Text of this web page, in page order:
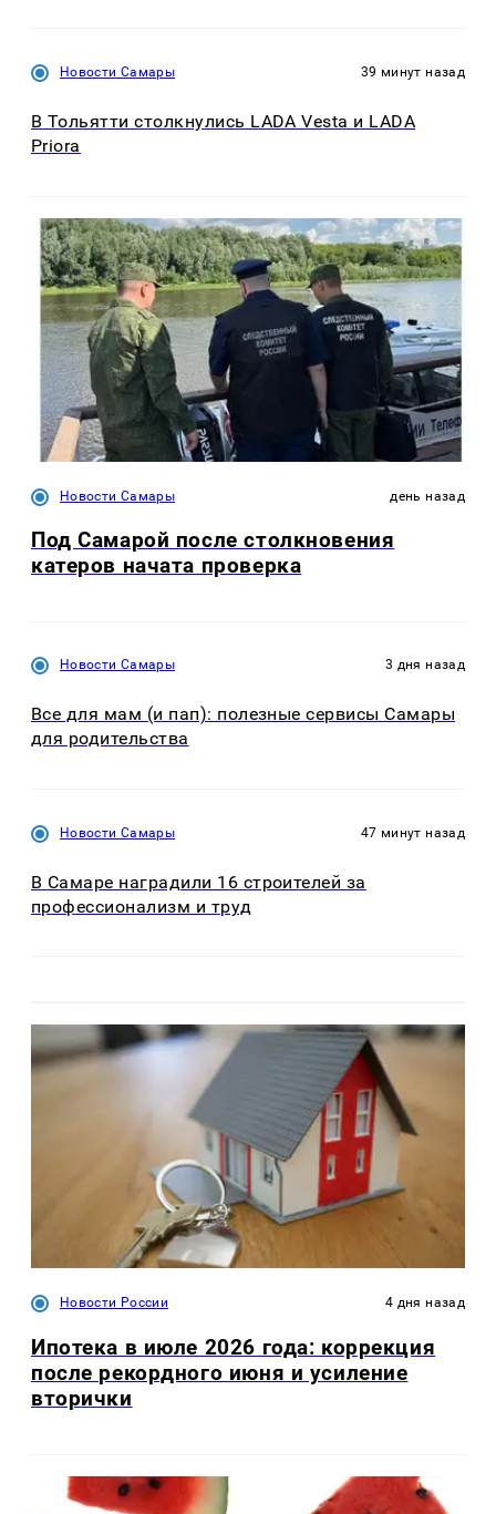
Новости Самары 39 минут назад
В Тольятти столкнулись LADA Vesta и LADA
Priora
Новости Самары день назад
Под Самарой после столкновения
катеров начата проверка
Новости Самары 3 дня назад
Все для мам (и пап): полезные сервисы Самары
для родительства
Новости Самары 47 минут назад
В Самаре наградили 16 строителей за
профессионализм и труд
Новости России 4 дня назад
Ипотека в июле 2026 года: коррекция
после рекордного июня и усиление
вторички